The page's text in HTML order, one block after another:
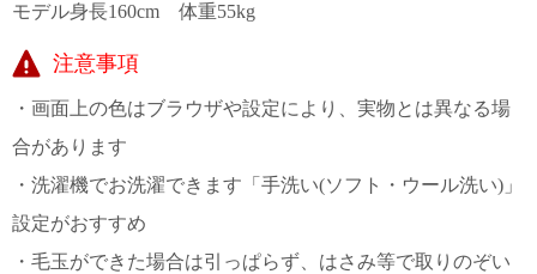
モデル身長160cm 体重55kg
注意事項
・画面上の色はブラウザや設定により、実物とは異なる場
合があります
・洗濯機でお洗濯できます「手洗い(ソフト・ウール洗い)」
設定がおすすめ
・毛玉ができた場合は引っぱらず、はさみ等で取りのぞい